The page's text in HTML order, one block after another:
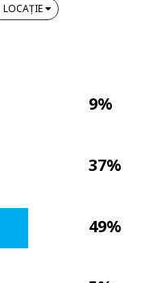
LOCAȚIE
9%
37%
49%